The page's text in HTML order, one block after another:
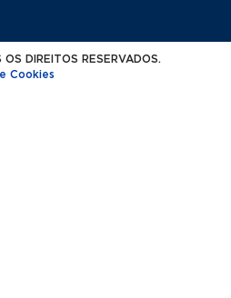
DIREITOS RESERVADOS.
Cookies